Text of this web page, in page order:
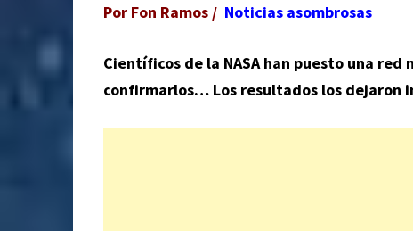
Por Fon Ramos / Noticias asombrosas
Científicos de la NASA han puesto una
confirmarlos… Los resultados los dejaron